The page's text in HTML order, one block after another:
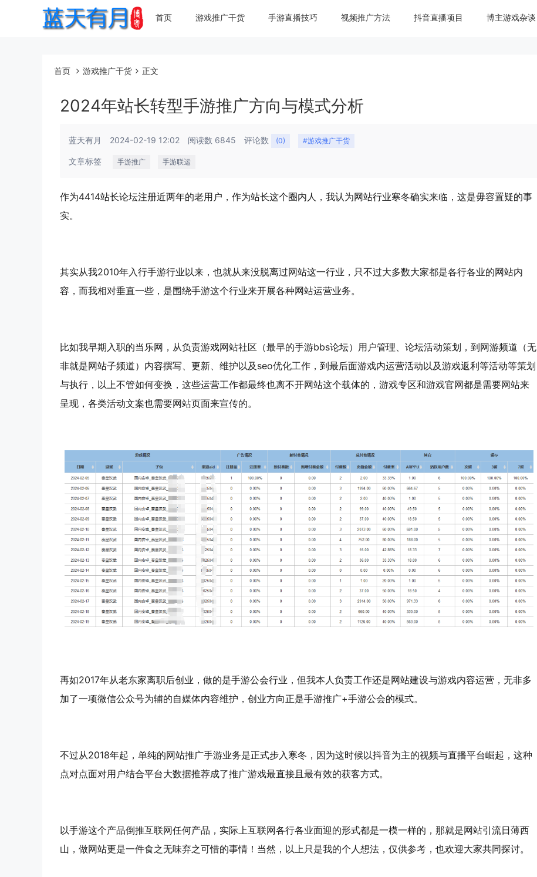
首页 游戏推广干货 手游直播技巧 视频推广方法 抖音直播项目 博主游戏杂谈
首页 游戏推广干货 正文
2024年站长转型手游推广方向与模式分析
蓝天有月 2024-02-19 12:02 阅读数 6845 评论数 (0) #游戏推广干货
文章标签 手游推广 手游联运
作为4414站长论坛注册近两年的老用户，作为站长这个圈内人，我认为网站行业寒冬确实来临，这是毋容置疑的事
实。
其实从我2010年入行手游行业以来，也就从来没脱离过网站这一行业，只不过大多数大家都是各行各业的网站内
容，而我相对垂直一些，是围绕手游这个行业来开展各种网站运营业务。
比如我早期入职的当乐网，从负责游戏网站社区（最早的手游bbs论坛）用户管理、论坛活动策划，到网游频道（无
非就是网站子频道）内容撰写、更新、维护以及seo优化工作，到最后面游戏内运营活动以及游戏返利等活动等策划
与执行，以上不管如何变换，这些运营工作都最终也离不开网站这个载体的，游戏专区和游戏官网都是需要网站来
呈现，各类活动文案也需要网站页面来宣传的。
再如2017年从老东家离职后创业，做的是手游公会行业，但我本人负责工作还是网站建设与游戏内容运营，无非多
加了一项微信公众号为辅的自媒体内容维护，创业方向正是手游推广+手游公会的模式。
不过从2018年起，单纯的网站推广手游业务是正式步入寒冬，因为这时候以抖音为主的视频与直播平台崛起，这种
点对点面对用户结合平台大数据推荐成了推广游戏最直接且最有效的获客方式。
以手游这个产品倒推互联网任何产品，实际上互联网各行各业面迎的形式都是一模一样的，那就是网站引流日薄西
山，做网站更是一件食之无味弃之可惜的事情！当然，以上只是我的个人想法，仅供参考，也欢迎大家共同探讨。